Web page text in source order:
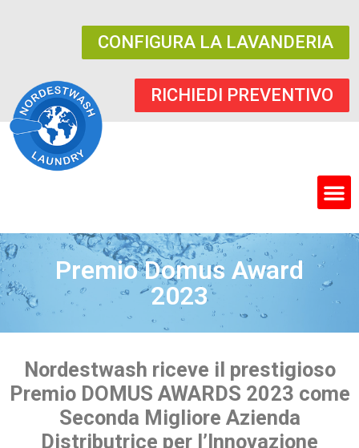
CONFIGURA LA LAVANDERIA
RICHIEDI PREVENTIVO
Premio Domus Award
2023
Nordestwash riceve il prestigioso
Premio DOMUS AWARDS 2023 come
Seconda Migliore Azienda
Distributrice per l’Innovazione